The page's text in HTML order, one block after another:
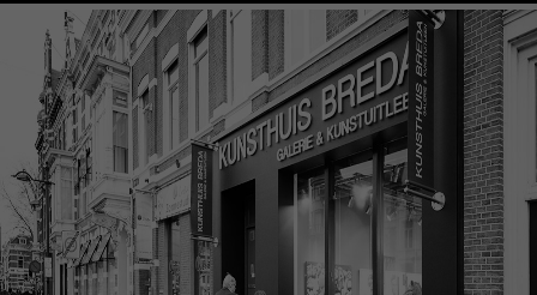
Amstelveenseweg 135
1075 VX Amsterdam
+31 (0)20 2332546
info@kunsthuisamsterdam.nl
Lees meer